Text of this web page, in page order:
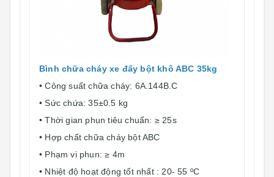
Bình chữa cháy xe đẩy bột khô ABC 35kg
• Công suất chữa cháy: 6A.144B.C
• Sức chứa: 35±0.5 kg
• Thời gian phun tiêu chuẩn: ≥ 25s
• Hợp chất chữa cháy bột ABC
• Phạm vi phun: ≥ 4m
• Nhiệt độ hoạt động tốt nhất : 20- 55 ºC